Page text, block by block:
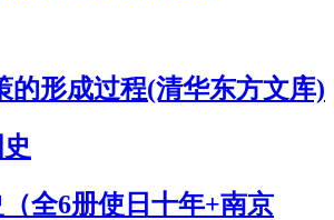
的形成过程(清华东方文库)
全6册使日十年+南京